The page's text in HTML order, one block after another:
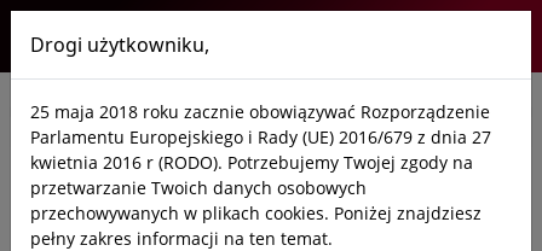
Labro
Start / Oferta / Laboratoria / Szafy bezpieczne / Akcesoria do szaf
Cokół do szaf podblatowych
500x500x80mm
Drogi użytkowniku,
25 maja 2018 roku zacznie obowiązywać Rozporządzenie
Parlamentu Europejskiego i Rady (UE) 2016/679 z dnia 27
kwietnia 2016 r (RODO). Potrzebujemy Twojej zgody na
przetwarzanie Twoich danych osobowych
przechowywanych w plikach cookies. Poniżej znajdziesz
pełny zakres informacji na ten temat.